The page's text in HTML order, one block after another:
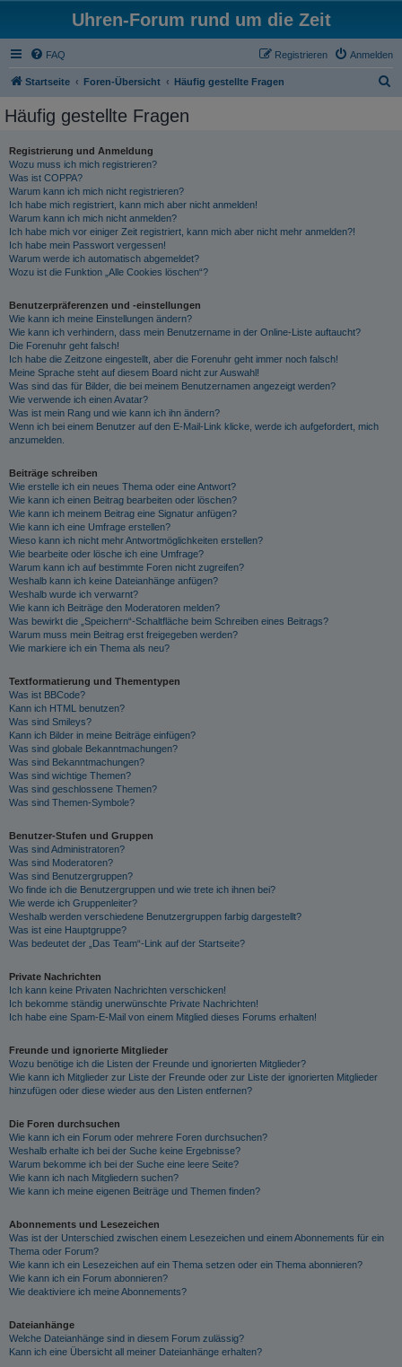
Uhren-Forum rund um die Zeit
FAQ Anmelden
Registrieren
Startseite Foren-Übersicht Häufig gestellte Fragen
Häufig gestellte Fragen
Registrierung und Anmeldung
Wozu muss ich mich registrieren?
Was ist COPPA?
Warum kann ich mich nicht registrieren?
Ich habe mich registriert, kann mich aber nicht anmelden!
Warum kann ich mich nicht anmelden?
Ich habe mich vor einiger Zeit registriert, kann mich aber nicht mehr anmelden?!
Ich habe mein Passwort vergessen!
Warum werde ich automatisch abgemeldet?
Wozu ist die Funktion „Alle Cookies löschen“?
Benutzerpräferenzen und -einstellungen
Wie kann ich meine Einstellungen ändern?
Wie kann ich verhindern, dass mein Benutzername in der Online-Liste auftaucht?
Die Forenuhr geht falsch!
Ich habe die Zeitzone eingestellt, aber die Forenuhr geht immer noch falsch!
Meine Sprache steht auf diesem Board nicht zur Auswahl!
Was sind das für Bilder, die bei meinem Benutzernamen angezeigt werden?
Wie verwende ich einen Avatar?
Was ist mein Rang und wie kann ich ihn ändern?
Wenn ich bei einem Benutzer auf den E-Mail-Link klicke, werde ich aufgefordert, mich
anzumelden.
Beiträge schreiben
Wie erstelle ich ein neues Thema oder eine Antwort?
Wie kann ich einen Beitrag bearbeiten oder löschen?
Wie kann ich meinem Beitrag eine Signatur anfügen?
Wie kann ich eine Umfrage erstellen?
Wieso kann ich nicht mehr Antwortmöglichkeiten erstellen?
Wie bearbeite oder lösche ich eine Umfrage?
Warum kann ich auf bestimmte Foren nicht zugreifen?
Weshalb kann ich keine Dateianhänge anfügen?
Weshalb wurde ich verwarnt?
Wie kann ich Beiträge den Moderatoren melden?
Was bewirkt die „Speichern“-Schaltfläche beim Schreiben eines Beitrags?
Warum muss mein Beitrag erst freigegeben werden?
Wie markiere ich ein Thema als neu?
Textformatierung und Thementypen
Was ist BBCode?
Kann ich HTML benutzen?
Was sind Smileys?
Kann ich Bilder in meine Beiträge einfügen?
Was sind globale Bekanntmachungen?
Was sind Bekanntmachungen?
Was sind wichtige Themen?
Was sind geschlossene Themen?
Was sind Themen-Symbole?
Benutzer-Stufen und Gruppen
Was sind Administratoren?
Was sind Moderatoren?
Was sind Benutzergruppen?
Wo finde ich die Benutzergruppen und wie trete ich ihnen bei?
Wie werde ich Gruppenleiter?
Weshalb werden verschiedene Benutzergruppen farbig dargestellt?
Was ist eine Hauptgruppe?
Was bedeutet der „Das Team“-Link auf der Startseite?
Private Nachrichten
Ich kann keine Privaten Nachrichten verschicken!
Ich bekomme ständig unerwünschte Private Nachrichten!
Ich habe eine Spam-E-Mail von einem Mitglied dieses Forums erhalten!
Freunde und ignorierte Mitglieder
Wozu benötige ich die Listen der Freunde und ignorierten Mitglieder?
Wie kann ich Mitglieder zur Liste der Freunde oder zur Liste der ignorierten Mitglieder
hinzufügen oder diese wieder aus den Listen entfernen?
Die Foren durchsuchen
Wie kann ich ein Forum oder mehrere Foren durchsuchen?
Weshalb erhalte ich bei der Suche keine Ergebnisse?
Warum bekomme ich bei der Suche eine leere Seite?
Wie kann ich nach Mitgliedern suchen?
Wie kann ich meine eigenen Beiträge und Themen finden?
Abonnements und Lesezeichen
Was ist der Unterschied zwischen einem Lesezeichen und einem Abonnements für ein
Thema oder Forum?
Wie kann ich ein Lesezeichen auf ein Thema setzen oder ein Thema abonnieren?
Wie kann ich ein Forum abonnieren?
Wie deaktiviere ich meine Abonnements?
Dateianhänge
Welche Dateianhänge sind in diesem Forum zulässig?
Kann ich eine Übersicht all meiner Dateianhänge erhalten?